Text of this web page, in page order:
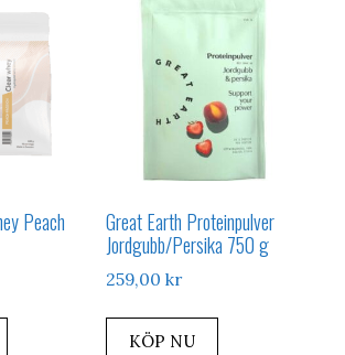
Peach
Great Earth Proteinpulver
Jordgubb/Persika 750 g
259,00kr
KÖP NU